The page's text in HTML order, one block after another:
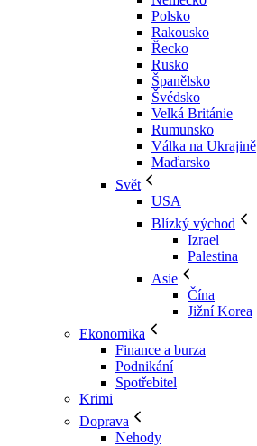
Polsko
Rakousko
Řecko
Rusko
Španělsko
Švédsko
Velká Británie
Rumunsko
Válka na Ukrajině
Maďarsko
Svět
USA
Blízký východ
Izrael
Palestina
Asie
Čína
Jižní Korea
Ekonomika
Finance a burza
Podnikání
Spotřebitel
Krimi
Doprava
Nehody